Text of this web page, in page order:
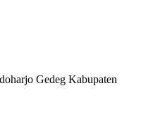
Gedeg Kabupaten